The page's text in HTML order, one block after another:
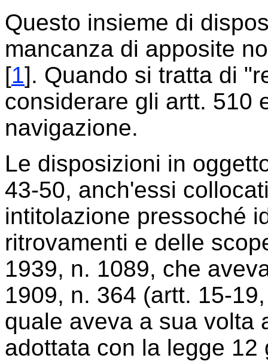
Questo insieme di
mancanza di apposite
[1]. Quando si tratta di
considerare gli artt. 510
navigazione.
Le disposizioni in
43-50, anch'essi
intitolazione pressoché
ritrovamenti e delle
1939, n. 1089, che
1909, n. 364 (artt. 15-
quale aveva a sua volta
adottata con la legge